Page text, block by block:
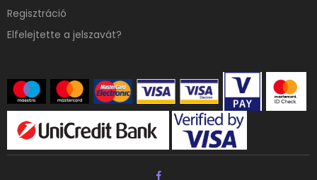
Regisztráció
Elfelejtette a jelszavát?